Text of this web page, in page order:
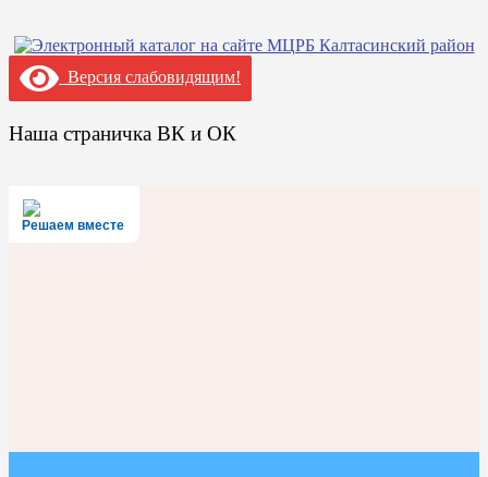
Версия слабовидящим!
Наша страничка ВК и ОК
Решаем вместе